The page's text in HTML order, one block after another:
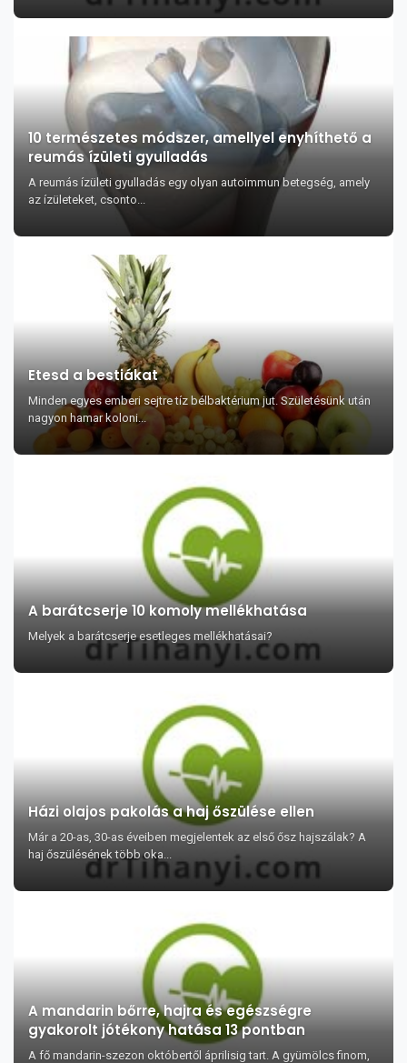
10 természetes módszer, amellyel enyhíthető a
reumás ízületi gyulladás
A reumás ízületi gyulladás egy olyan autoimmun betegség, amely
az ízületeket, csonto...
Etesd a bestiákat
Minden egyes emberi sejtre tíz bélbaktérium jut. Születésünk után
nagyon hamar koloni...
A barátcserje 10 komoly mellékhatása
Melyek a barátcserje esetleges mellékhatásai?
Házi olajos pakolás a haj őszülése ellen
Már a 20-as, 30-as éveiben megjelentek az első ősz hajszálak? A
haj őszülésének több oka...
A mandarin bőrre, hajra és egészségre
gyakorolt jótékony hatása 13 pontban
A fő mandarin-szezon októbertől áprilisig tart. A gyümölcs finom,